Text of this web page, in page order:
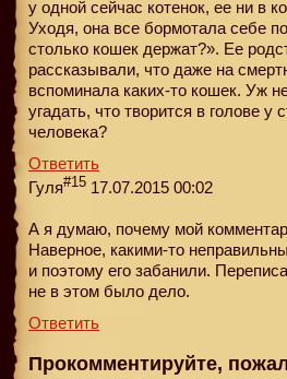
у одной сейчас котенок, ее ни в
Уходя, она все бормотала себе
столько кошек держат?». Ее
рассказывали, что даже на
вспоминала каких-то кошек. Уж
угадать, что творится в голове у
человека?
Ответить
Гуля#15 17.07.2015 00:02
А я думаю, почему мой
Наверное, какими-то
и поэтому его забанили.
не в этом было дело.
Ответить
Прокомментируйте,